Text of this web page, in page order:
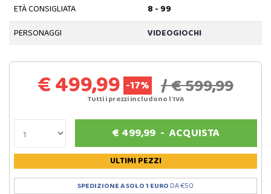
ETÀ CONSIGLIATA
8 - 99
PERSONAGGI
VIDEOGIOCHI
€ 499,99 -17% / € 599,99
Tutti i prezzi includono l'IVA
€ 499,99 -ACQUISTA
ULTIMI PEZZI
SPEDIZIONE A SOLO 1 EURO DA €50